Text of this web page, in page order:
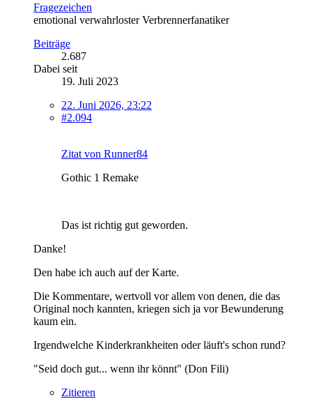
Fragezeichen
emotional verwahrloster Verbrennerfanatiker
Beiträge
2.687
Dabei seit
19. Juli 2023
22. Juni 2026, 23:22
#2.094
Zitat von Runner84
Gothic 1 Remake
Das ist richtig gut geworden.
Danke!
Den habe ich auch auf der Karte.
Die Kommentare, wertvoll vor allem von denen, die das
Original noch kannten, kriegen sich ja vor Bewunderung
kaum ein.
Irgendwelche Kinderkrankheiten oder läuft's schon rund?
"Seid doch gut... wenn ihr könnt" (Don Fili)
Zitieren